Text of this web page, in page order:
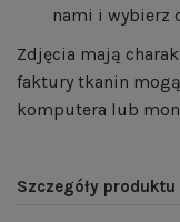
nami i wybierz
Zdjęcia mają
faktury tkanin
komputera lub
Szczegóły produktu